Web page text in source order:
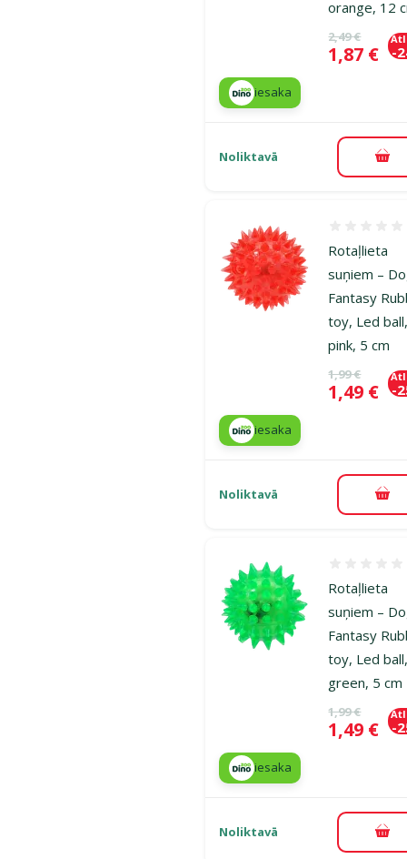
orange, 12
Oriģinālā
2,49 €
Cena
1,87 € -
iesaka
Noliktavā
Rotaļlieta
suņiem –
Fantasy
toy, Led
pink, 5 cm
Oriģinālā
1,99 €
Cena
1,49 € -
iesaka
Noliktavā
Rotaļlieta
suņiem –
Fantasy
toy, Led
green, 5 cm
Oriģinālā
1,99 €
Cena
1,49 € -
iesaka
Noliktavā